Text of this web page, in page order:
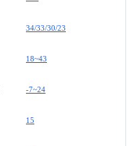
34/33/30/23
18~43
-7~24
15